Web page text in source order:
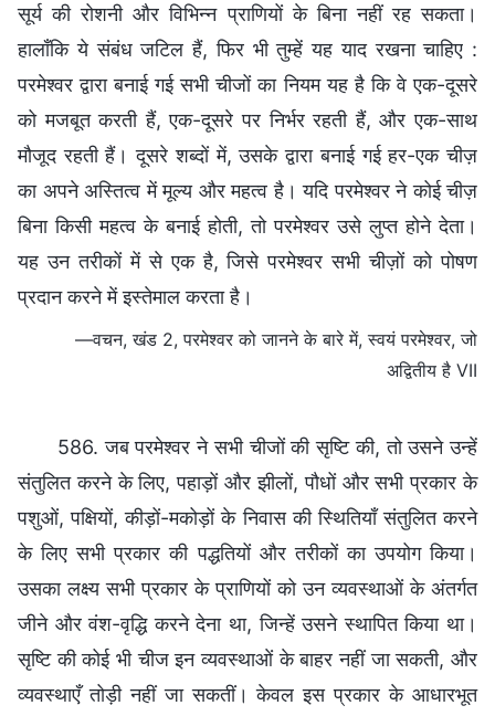
सूर्य की रोशनी और विभिन्न प्राणियों के बिना नहीं रह सकता।
हालाँकि ये संबंध जटिल हैं, फिर भी तुम्हें यह याद रखना चाहिए :
परमेश्वर द्वारा बनाई गई सभी चीजों का नियम यह है कि वे एक-दूसरे
को मजबूत करती हैं, एक-दूसरे पर निर्भर रहती हैं, और एक-साथ
मौजूद रहती हैं। दूसरे शब्दों में, उसके द्वारा बनाई गई हर-एक चीज़
का अपने अस्तित्व में मूल्य और महत्व है। यदि परमेश्वर ने कोई चीज़
बिना किसी महत्व के बनाई होती, तो परमेश्वर उसे लुप्त होने देता।
यह उन तरीकों में से एक है, जिसे परमेश्वर सभी चीज़ों को पोषण
प्रदान करने में इस्तेमाल करता है।
—वचन, खंड 2, परमेश्वर को जानने के बारे में, स्वयं परमेश्वर, जो
अद्वितीय है VII
586. जब परमेश्वर ने सभी चीजों की सृष्टि की, तो उसने उन्हें
संतुलित करने के लिए, पहाड़ों और झीलों, पौधों और सभी प्रकार के
पशुओं, पक्षियों, कीड़ों-मकोड़ों के निवास की स्थितियाँ संतुलित करने
के लिए सभी प्रकार की पद्धतियों और तरीकों का उपयोग किया।
उसका लक्ष्य सभी प्रकार के प्राणियों को उन व्यवस्थाओं के अंतर्गत
जीने और वंश-वृद्धि करने देना था, जिन्हें उसने स्थापित किया था।
सृष्टि की कोई भी चीज इन व्यवस्थाओं के बाहर नहीं जा सकती, और
व्यवस्थाएँ तोड़ी नहीं जा सकतीं। केवल इस प्रकार के आधारभूत